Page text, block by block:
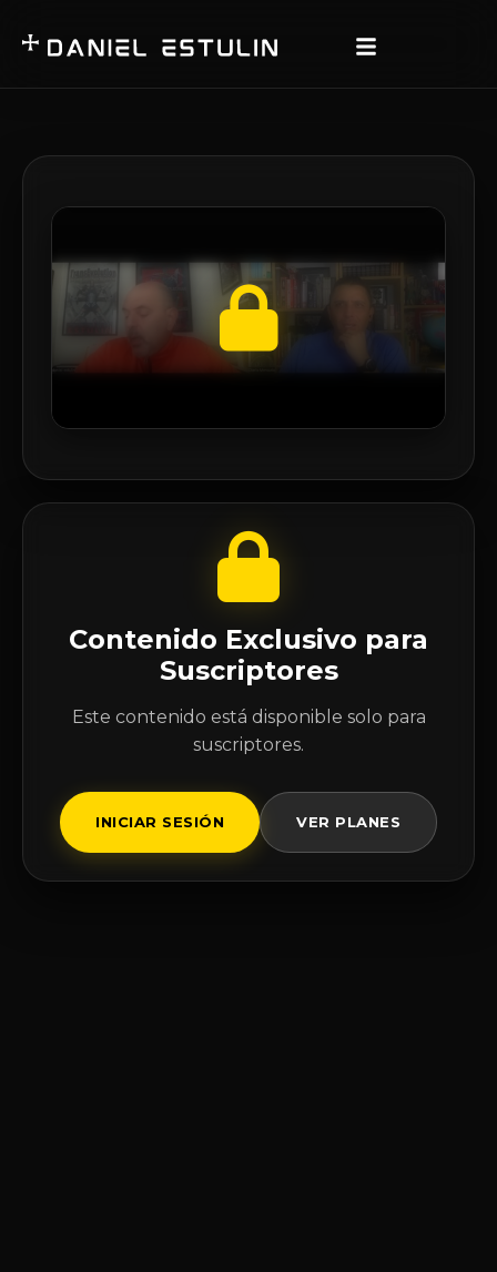
Contenido Exclusivo para
Suscriptores
Este contenido está disponible solo para
suscriptores.
INICIAR SESIÓN VER PLANES